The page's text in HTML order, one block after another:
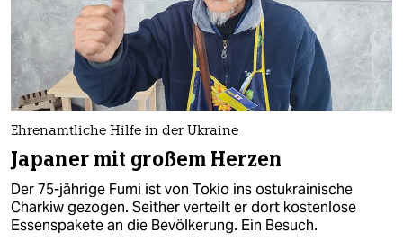
Ehrenamtliche Hilfe in der Ukraine
Japaner mit großem Herzen
Der 75-jährige Fumi ist von Tokio ins ostukrainische
Charkiw gezogen. Seither verteilt er dort kostenlose
Essenspakete an die Bevölkerung. Ein Besuch.